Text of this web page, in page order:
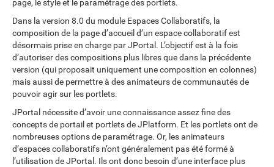
page, le style et le paramétrage des portlets.
Dans la version 8.0 du module Espaces Collaboratifs, la
composition de la page d’accueil d’un espace collaboratif est
désormais prise en charge par JPortal. L’objectif est à la fois
d’autoriser des compositions plus libres que dans la précédente
version (qui proposait uniquement une composition en colonnes)
mais aussi de permettre à des animateurs de communautés de
pouvoir agir sur les portlets.
JPortal nécessite d’avoir une connaissance assez fine des
concepts de portail et portlets de JPlatform. Et les portlets ont de
nombreuses options de paramétrage. Or, les animateurs
d’espaces collaboratifs n’ont généralement pas été formé à
l’utilisation de JPortal. Ils ont donc besoin d’une interface plus